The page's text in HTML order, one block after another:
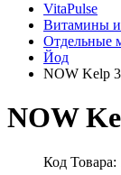
VitaPulse
Витамины
Отдельные
Йод
NOW Kelp
NOW
Код Товара: